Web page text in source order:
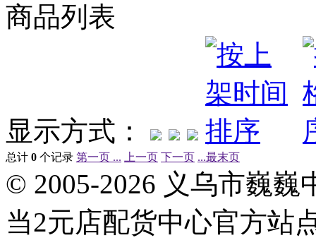
商品列表
显示方式：
总计 0 个记录 第一页 ... 上一页 下一页 ...最末页
© 2005-2026 义乌市巍
当2元店配货中心官方站